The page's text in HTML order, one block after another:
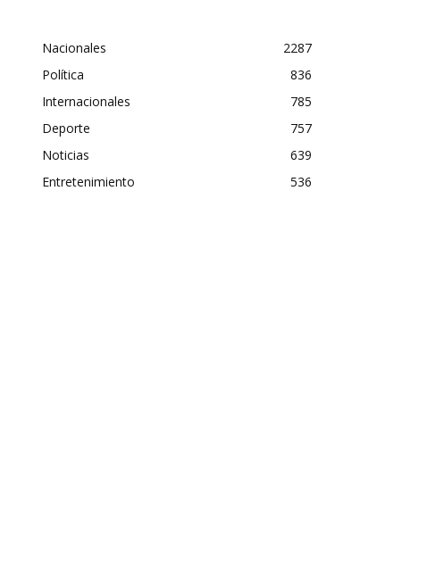
Nacionales
2287
Política
836
Internacionales
785
Deporte
757
Noticias
639
Entretenimiento
536